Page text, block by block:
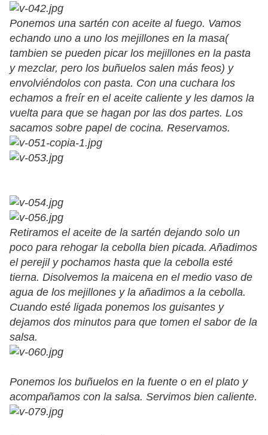
Ponemos una sartén con aceite al fuego. Vamos
echando uno a uno los mejillones en la masa(
tambien se pueden picar los mejillones en la pasta
y mezclar, pero los buñuelos salen más feos) y
envolviéndolos con pasta. Con una cuchara los
echamos a freír en el aceite caliente y les damos la
vuelta para que se hagan por las dos partes. Los
sacamos sobre papel de cocina. Reservamos.
Retiramos el aceite de la sartén dejando solo un
poco para rehogar la cebolla bien picada. Añadimos
el perejil y pochamos hasta que la cebolla esté
tierna. Disolvemos la maicena en el medio vaso de
agua de los mejillones y la añadimos a la cebolla.
Cuando esté ligada ponemos los guisantes y
dejamos dos minutos para que tomen el sabor de la
salsa.
Ponemos los buñuelos en la fuente o en el plato y
acompañamos con la salsa. Servimos bien caliente.